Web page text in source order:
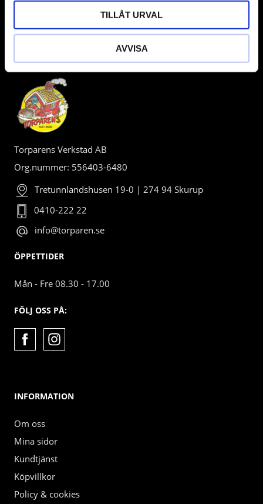
TILLÅT URVAL
AVVISA
Torparens Verkstad AB
Org.nummer: 556403-6480
Tretunnlandshusen 19-0 | 274 94 Skurup
0410-222 22
info@torparen.se
ÖPPETTIDER
Mån - Fre 08.30 - 17.00
FÖLJ OSS PÅ:
INFORMATION
Om oss
Mina sidor
Kundtjänst
Köpvillkor
Policy & cookies